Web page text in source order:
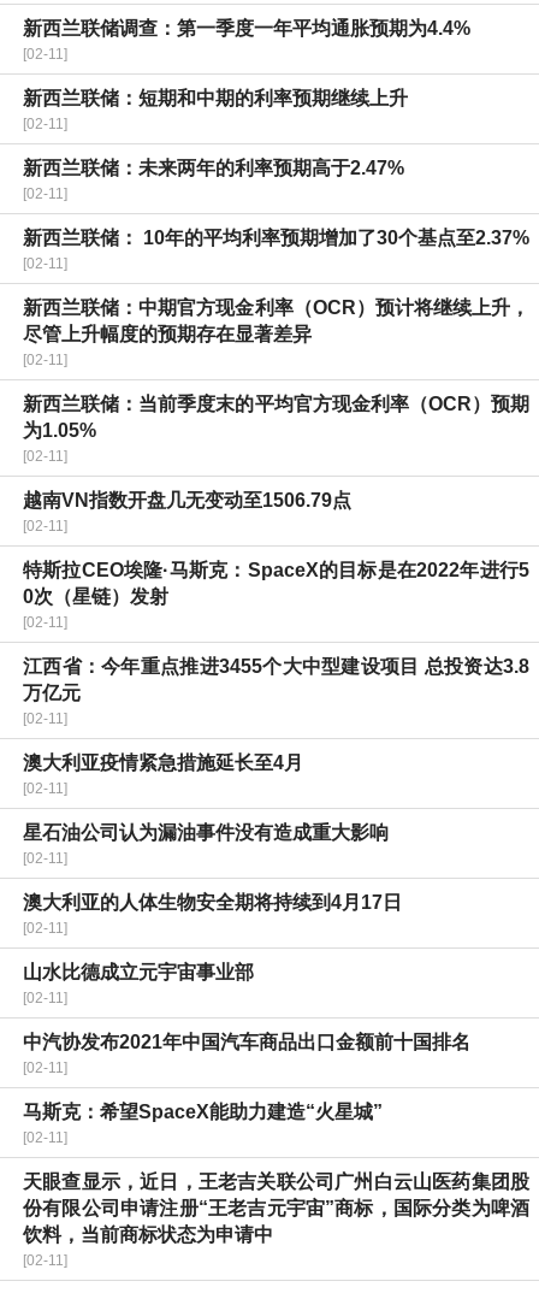
新西兰联储调查：第一季度一年平均通胀预期为4.4%
[02-11]
新西兰联储：短期和中期的利率预期继续上升
[02-11]
新西兰联储：未来两年的利率预期高于2.47%
[02-11]
新西兰联储： 10年的平均利率预期增加了30个基点至2.37%
[02-11]
新西兰联储：中期官方现金利率（OCR）预计将继续上升，
尽管上升幅度的预期存在显著差异
[02-11]
新西兰联储：当前季度末的平均官方现金利率（OCR）预期
为1.05%
[02-11]
越南VN指数开盘几无变动至1506.79点
[02-11]
特斯拉CEO埃隆·马斯克：SpaceX的目标是在2022年进行5
0次（星链）发射
[02-11]
江西省：今年重点推进3455个大中型建设项目 总投资达3.8
万亿元
[02-11]
澳大利亚疫情紧急措施延长至4月
[02-11]
星石油公司认为漏油事件没有造成重大影响
[02-11]
澳大利亚的人体生物安全期将持续到4月17日
[02-11]
山水比德成立元宇宙事业部
[02-11]
中汽协发布2021年中国汽车商品出口金额前十国排名
[02-11]
马斯克：希望SpaceX能助力建造“火星城”
[02-11]
天眼查显示，近日，王老吉关联公司广州白云山医药集团股
份有限公司申请注册“王老吉元宇宙”商标，国际分类为啤酒
饮料，当前商标状态为申请中
[02-11]